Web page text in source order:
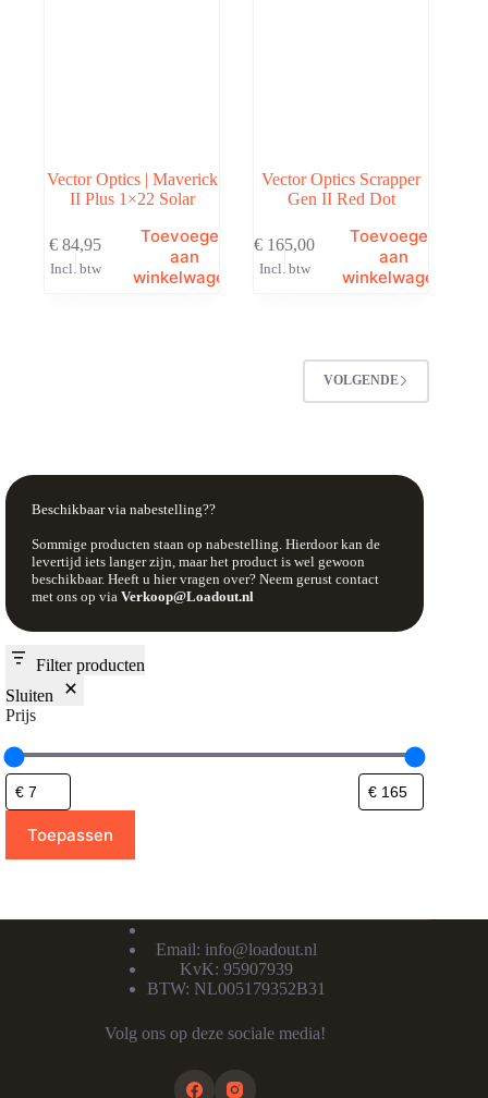
Vector Optics | Maverick
II Plus 1×22 Solar
€ 84,95
Incl. btw
Toevoegen
aan
winkelwagen
Vector Optics Scrapper
Gen II Red Dot
€ 165,00
Incl. btw
Toevoegen
aan
winkelwagen
VOLGENDE
Beschikbaar via nabestelling??
Sommige producten staan op nabestelling. Hierdoor kan de
levertijd iets langer zijn, maar het product is wel gewoon
beschikbaar. Heeft u hier vragen over? Neem gerust contact
met ons op via Verkoop@Loadout.nl
Filter producten
Sluiten
Prijs
Toepassen
Email: info@loadout.nl
KvK: 95907939
BTW: NL005179352B31
Volg ons op deze sociale media!